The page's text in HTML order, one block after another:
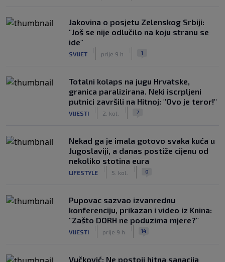
Jakovina o posjetu Zelenskog Srbiji:
"Još se nije odlučilo na koju stranu se
ide"
SVIJET prije 9 h 1
Totalni kolaps na jugu Hrvatske,
granica paralizirana. Neki iscrpljeni
putnici završili na Hitnoj: "Ovo je teror!"
VIJESTI 2. kol. 7
Nekad ga je imala gotovo svaka kuća u
Jugoslaviji, a danas postiže cijenu od
nekoliko stotina eura
LIFESTYLE 5. kol. 0
Pupovac sazvao izvanrednu
konferenciju, prikazan i video iz Knina:
"Zašto DORH ne poduzima mjere?"
VIJESTI prije 9 h 14
Vučković: Ne postoji hitna sanacija